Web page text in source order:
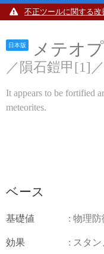
不正ツールに関する
日本版 メテオ
／隕石鎧甲[1]
It appears to be fortified
meteorites.
ベース
基礎値 : 物理防
効果 : スタン